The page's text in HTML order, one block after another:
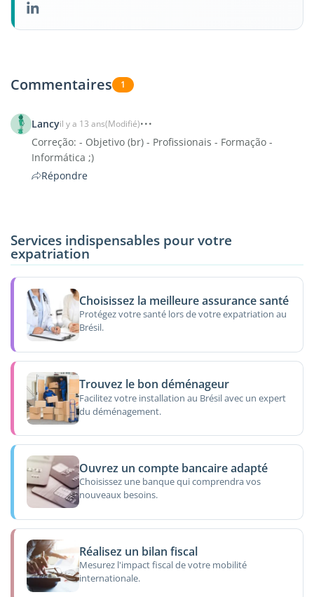
Commentaires 1
Lancyil y a 13 ans(Modifié)
Correção: - Objetivo (br) - Profissionais - Formação -
Informática ;)
Répondre
Services indispensables pour votre
expatriation
Choisissez la meilleure assurance santé
Protégez votre santé lors de votre expatriation au
Brésil.
Trouvez le bon déménageur
Facilitez votre installation au Brésil avec un expert
du déménagement.
Ouvrez un compte bancaire adapté
Choisissez une banque qui comprendra vos
nouveaux besoins.
Réalisez un bilan fiscal
Mesurez l'impact fiscal de votre mobilité
internationale.